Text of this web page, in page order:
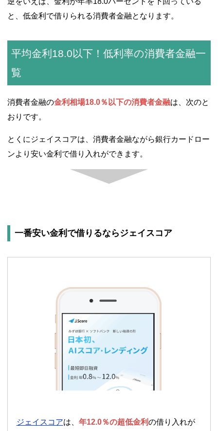
と、低金利で借りられる消費者金融となります。
平均金利18.0以下！低利率の消費者金融一
覧
消費者金融の金利相場18.0％以下の消費者金融は、次のと
おりです。
とくにジェイスコアは、消費者金融ながら銀行カードロー
ンより安い金利で借り入れができます。
一番安い金利で借りるならジェイスコア
ジェイスコアは、 年12.0％の超低金利の借り入れが